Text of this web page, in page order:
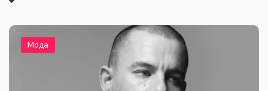
Мода